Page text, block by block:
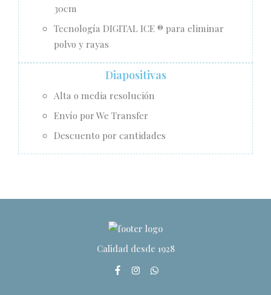
30cm
Tecnología DIGITAL ICE ® para eliminar
polvo y rayas
Diapositivas
Alta o media resolución
Envío por We Transfer
Descuento por cantidades
Calidad desde 1928